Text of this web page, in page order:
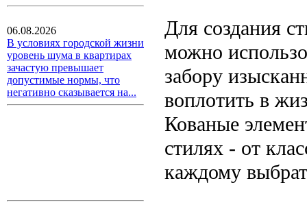
06.08.2026
В условиях городской жизни
уровень шума в квартирах
зачастую превышает
допустимые нормы, что
негативно сказывается на...
Для создания
можно
забору
воплотить в
Кованые
стилях - от
каждому